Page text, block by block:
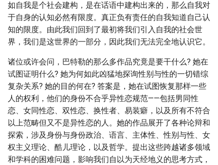
如自我是个社会建构，是在话语中建构出来的，那么自我对
于自身的认知必然有限度。真正负有责任的自我知道自己认
知的限度。由此我们回到了最初将我们引入自我的社会世
界，我们是这世界的一部分，因此我们无法完全地认识它。
诸位或许会问，巴特勒的那么多作品究竟是要干什么? 她在
试图证明什么? 她为何如此凶猛地探询性别与性的一切错综
复杂关系? 她的目的何在? 答案是，她在试图恢复那样一些
人的权利，他们的身份不合乎异性恋规范——包括男同性
恋、女同性恋、双性恋、换性者、易装癖，以及所有不符合
以上范畴但又不是异性恋的人。她的作品展开了各种论辩和
探索，涉及身份与身份政治、语言、主体性、性别与性、女
权主义理论、酷儿理论，以及哲学。提出这些跨越诸多领域
和学科的困难问题，影响我们自以为天经地义的思考方式，